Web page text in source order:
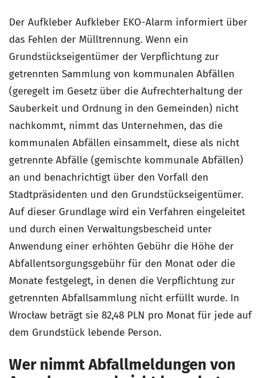
Der Aufkleber Aufkleber EKO-Alarm informiert über
das Fehlen der Mülltrennung. Wenn ein
Grundstückseigentümer der Verpflichtung zur
getrennten Sammlung von kommunalen Abfällen
(geregelt im Gesetz über die Aufrechterhaltung der
Sauberkeit und Ordnung in den Gemeinden) nicht
nachkommt, nimmt das Unternehmen, das die
kommunalen Abfällen einsammelt, diese als nicht
getrennte Abfälle (gemischte kommunale Abfällen)
an und benachrichtigt über den Vorfall den
Stadtpräsidenten und den Grundstückseigentümer.
Auf dieser Grundlage wird ein Verfahren eingeleitet
und durch einen Verwaltungsbescheid unter
Anwendung einer erhöhten Gebühr die Höhe der
Abfallentsorgungsgebühr für den Monat oder die
Monate festgelegt, in denen die Verpflichtung zur
getrennten Abfallsammlung nicht erfüllt wurde. In
Wrocław beträgt sie 82,48 PLN pro Monat für jede auf
dem Grundstück lebende Person.
Wer nimmt Abfallmeldungen von